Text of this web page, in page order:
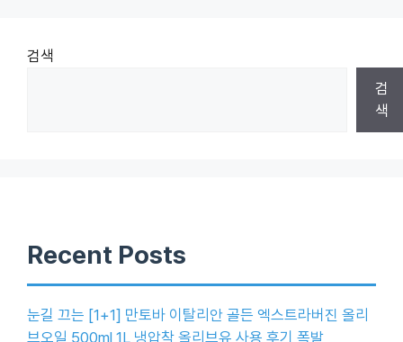
검색
검
색
Recent Posts
눈길 끄는 [1+1] 만토바 이탈리안 골든 엑스트라버진 올리
브오일 500ml 1L 냉압착 올리브유 사용 후기 폭발